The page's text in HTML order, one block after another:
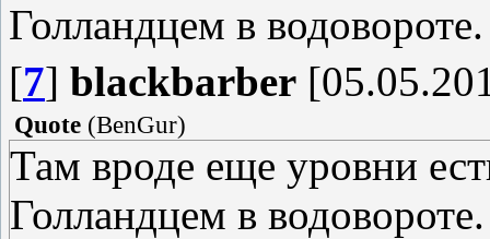
Голландцем в водовороте.
[7] blackbarber
Quote (BenGur)
Там вроде еще уровни
Голландцем в водовороте.